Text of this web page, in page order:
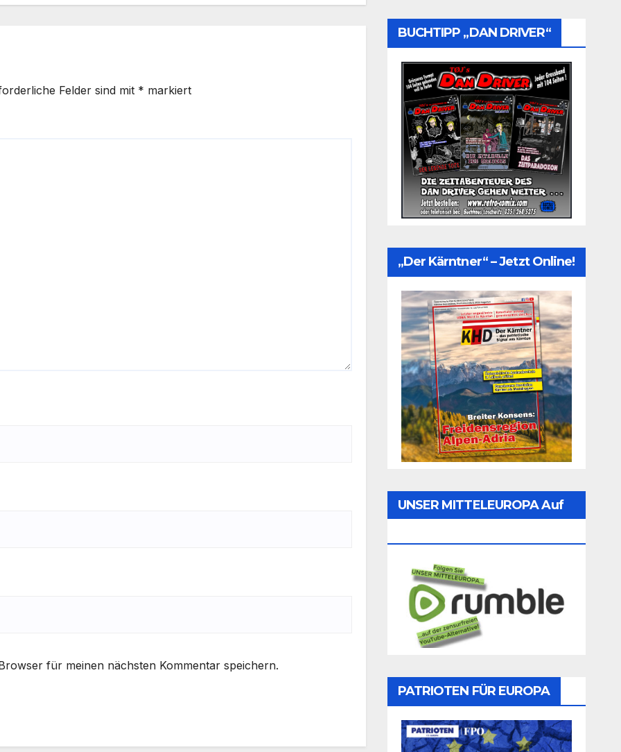
Felder sind mit * markiert
für meinen nächsten Kommentar speichern.
BUCHTIPP „DAN DRIVER“
„Der Kärntner“ – Jetzt Online!
UNSER MITTELEUROPA Auf
PATRIOTEN FÜR EUROPA